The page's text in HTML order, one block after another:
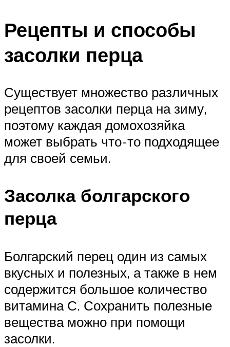
Рецепты и способы
засолки перца
Существует множество различных
рецептов засолки перца на зиму,
поэтому каждая домохозяйка
может выбрать что-то подходящее
для своей семьи.
Засолка болгарского
перца
Болгарский перец один из самых
вкусных и полезных, а также в нем
содержится большое количество
витамина С. Сохранить полезные
вещества можно при помощи
засолки.